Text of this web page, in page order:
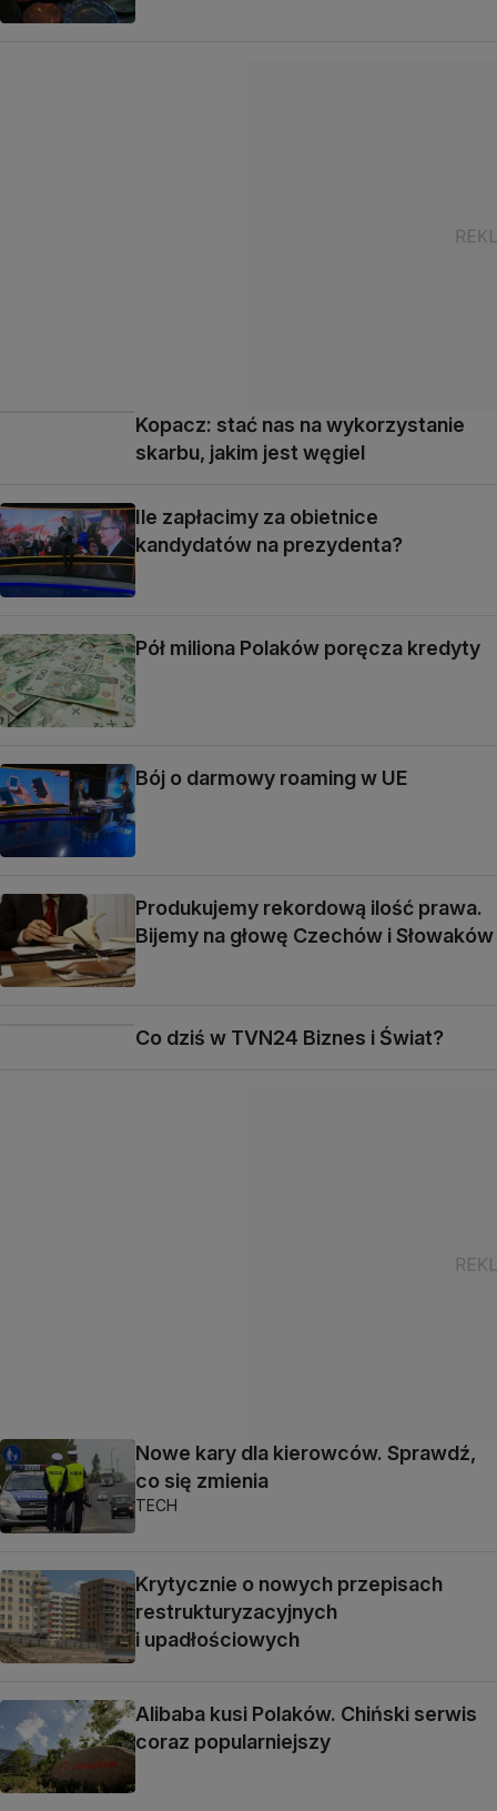
Kopacz: stać nas na wykorzystanie
skarbu, jakim jest węgiel
Ile zapłacimy za obietnice
kandydatów na prezydenta?
Pół miliona Polaków poręcza kredyty
Bój o darmowy roaming w UE
Produkujemy rekordową ilość prawa.
Bijemy na głowę Czechów i Słowaków
Co dziś w TVN24 Biznes i Świat?
Nowe kary dla kierowców. Sprawdź,
co się zmienia
TECH
Krytycznie o nowych przepisach
restrukturyzacyjnych
i upadłościowych
Alibaba kusi Polaków. Chiński serwis
coraz popularniejszy